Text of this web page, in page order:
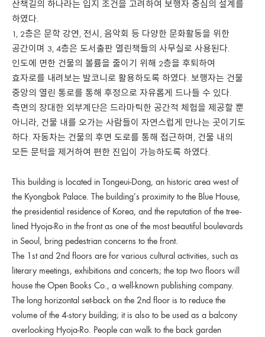
산책길의 하나라는 입지 조건을 고려하여 보행자 중심의 설계를
하였다.
1, 2층은 문학 강연, 전시, 음악회 등 다양한 문화활동을 위한
공간이며 3, 4층은 도서출판 열린책들의 사무실로 사용된다.
인도에 면한 건물의 볼륨을 줄이기 위해 2층을 후퇴하여
효자로를 내려보는 발코니로 활용하도록 하였다. 보행자는 건물
중앙의 열린 통로를 통해 후정으로 자유롭게 드나들 수 있다.
측면의 장대한 외부계단은 드라마틱한 공간적 체험을 제공할 뿐
아니라, 건물 내를 오가는 사람들이 자연스럽게 만나는 곳이기도
하다. 자동차는 건물의 후면 도로를 통해 접근하며, 건물 내의
모든 문턱을 제거하여 편한 진입이 가능하도록 하였다.
This building is located in Tongeui-Dong, an historic area west of
the Kyongbok Palace. The building’s proximity to the Blue House,
the presidential residence of Korea, and the reputation of the tree-
lined Hyoja-Ro in the front as one of the most beautiful boulevards
in Seoul, bring pedestrian concerns to the front.
The 1st and 2nd floors are for various cultural activities, such as
literary meetings, exhibitions and concerts; the top two floors will
house the Open Books Co., a well-known publishing company.
The long horizontal set-back on the 2nd floor is to reduce the
volume of the 4-story building; it is also to be used as a balcony
overlooking Hyoja-Ro. People can walk to the back garden